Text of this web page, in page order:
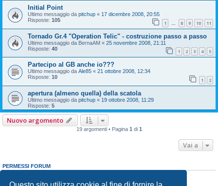
Initial Point
Ultimo messaggio da pitchup « 17 dicembre 2008, 20:55
Risposte: 105 1 … 8 9 10 11
Tornado Gr.4 "Operation Telic" - costruzione passo a passo
Ultimo messaggio da BernaAM « 25 novembre 2008, 21:11
Risposte: 40 1 2 3 4 5
Partecipo al GB anche io???
Ultimo messaggio da Ale85 « 21 ottobre 2008, 12:34
Risposte: 10 1 2
apertura (almeno quella) della scatola
Ultimo messaggio da pitchup « 19 ottobre 2008, 11:29
Risposte: 5
Nuovo argomento
19 argomenti • Pagina 1 di 1
Vai a
PERMESSI FORUM
Non puoirispondere negli argomenti